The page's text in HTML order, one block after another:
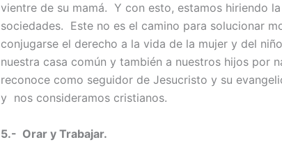
vientre de su mamá. Y con esto, estamos hiriendo
sociedades. Este no es el camino para solucionar
conjugarse el derecho a la vida de la mujer y del
nuestra casa común y también a nuestros hijos por
reconoce como seguidor de Jesucristo y su
y nos consideramos cristianos.
5.- Orar y Trabajar.